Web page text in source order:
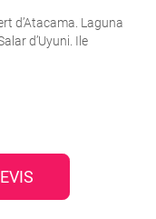
d’Atacama. Laguna
d’Uyuni. Ile